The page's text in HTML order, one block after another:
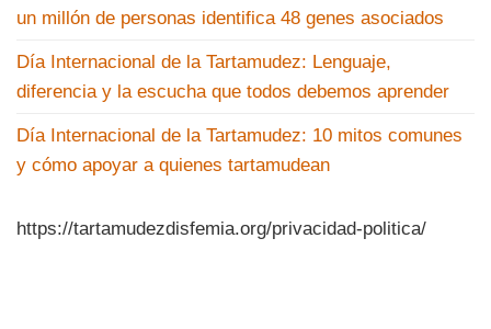
un millón de personas identifica 48 genes asociados
Día Internacional de la Tartamudez: Lenguaje,
diferencia y la escucha que todos debemos aprender
Día Internacional de la Tartamudez: 10 mitos comunes
y cómo apoyar a quienes tartamudean
https://tartamudezdisfemia.org/privacidad-politica/